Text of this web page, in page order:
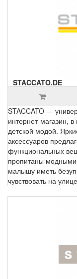
STACCATO.DE
STACCATO —
интернет-магазин,
детской модой.
аксессуаров
функциональных
пропитаны
малышу иметь
чувствовать на